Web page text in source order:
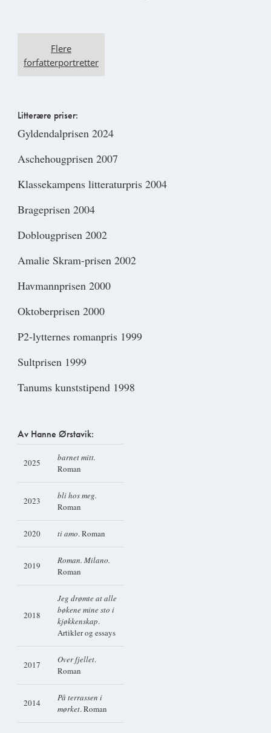
Flere
forfatterportretter
Litterære priser:
Gyldendalprisen 2024
Aschehougprisen 2007
Klassekampens litteraturpris 2004
Brageprisen 2004
Doblougprisen 2002
Amalie Skram-prisen 2002
Havmannprisen 2000
Oktoberprisen 2000
P2-lytternes romanpris 1999
Sultprisen 1999
Tanums kunststipend 1998
Av Hanne Ørstavik:
2025
barnet mitt.
Roman
2023
bli hos meg.
Roman
2020 ti amo. Roman
2019
Roman. Milano.
Roman
2018
Jeg drømte at alle
bøkene mine sto i
kjøkkenskap.
Artikler og essays
2017 Over fjellet.
Roman
2014
På terrassen i
mørket. Roman